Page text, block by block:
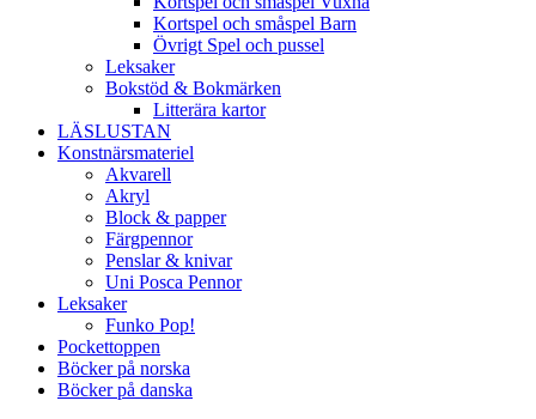
Kortspel och småspel Barn
Övrigt Spel och pussel
Leksaker
Bokstöd & Bokmärken
Litterära kartor
LÄSLUSTAN
Konstnärsmateriel
Akvarell
Akryl
Block & papper
Färgpennor
Penslar & knivar
Uni Posca Pennor
Leksaker
Funko Pop!
Pockettoppen
Böcker på norska
Böcker på danska